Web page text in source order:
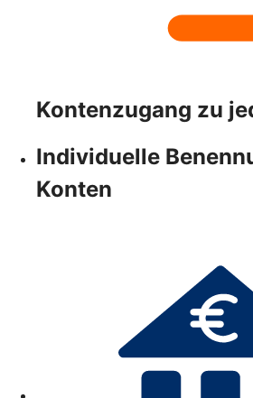
Kontenzugang zu
Individuelle
Konten